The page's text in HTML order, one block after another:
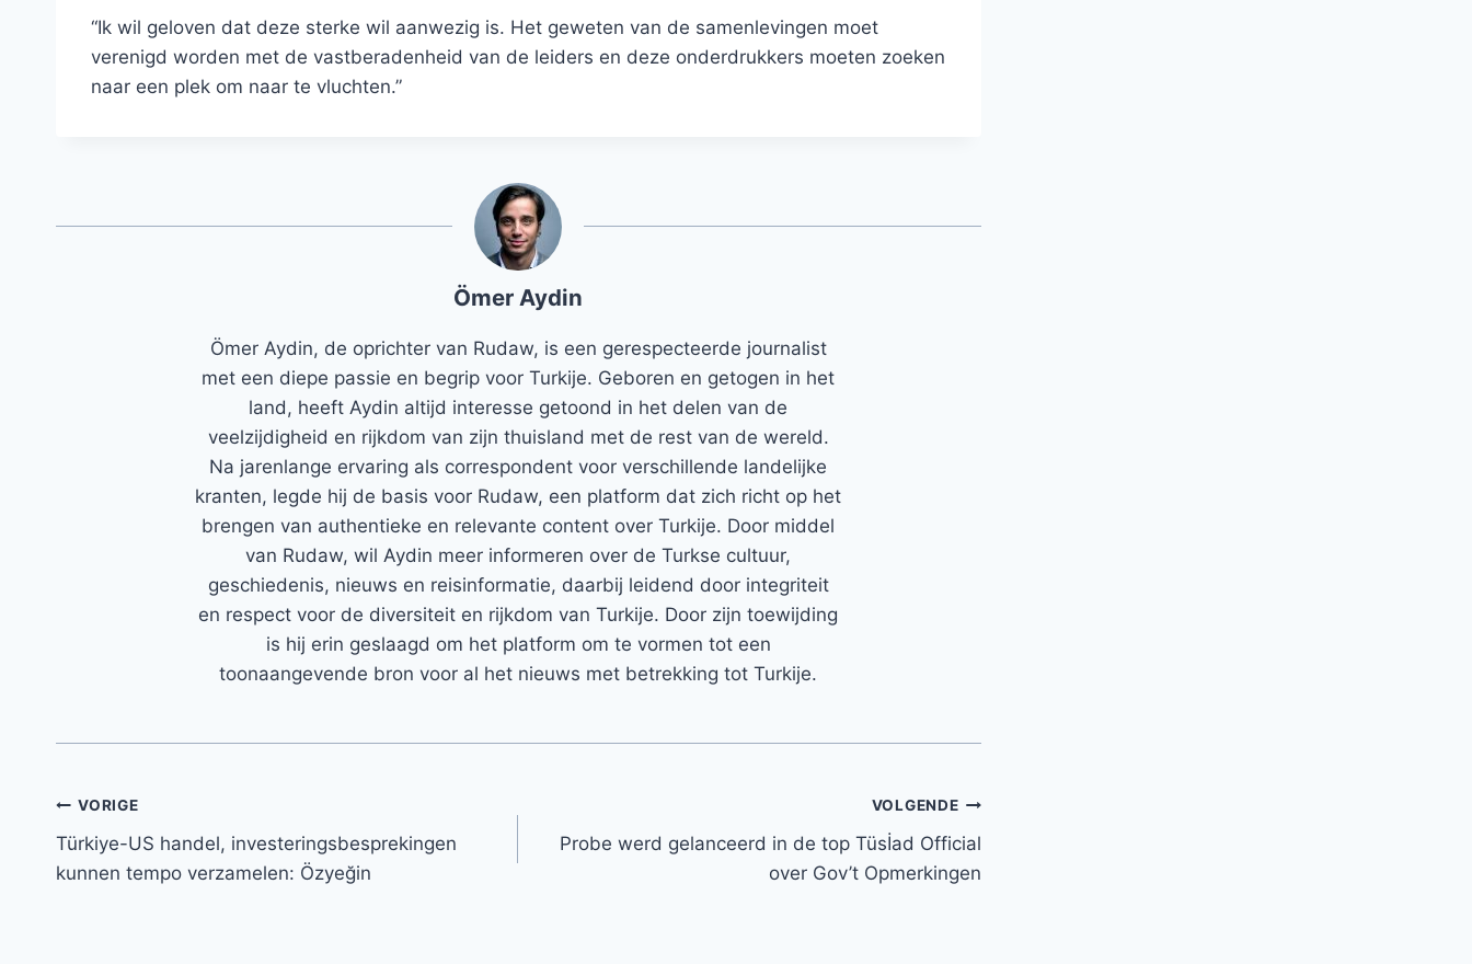
“Ik wil geloven dat deze sterke wil aanwezig is. Het geweten van de samenlevingen moet
verenigd worden met de vastberadenheid van de leiders en deze onderdrukkers moeten zoeken
naar een plek om naar te vluchten.”
Ömer Aydin
Ömer Aydin, de oprichter van Rudaw, is een gerespecteerde journalist
met een diepe passie en begrip voor Turkije. Geboren en getogen in het
land, heeft Aydin altijd interesse getoond in het delen van de
veelzijdigheid en rijkdom van zijn thuisland met de rest van de wereld.
Na jarenlange ervaring als correspondent voor verschillende landelijke
kranten, legde hij de basis voor Rudaw, een platform dat zich richt op het
brengen van authentieke en relevante content over Turkije. Door middel
van Rudaw, wil Aydin meer informeren over de Turkse cultuur,
geschiedenis, nieuws en reisinformatie, daarbij leidend door integriteit
en respect voor de diversiteit en rijkdom van Turkije. Door zijn toewijding
is hij erin geslaagd om het platform om te vormen tot een
toonaangevende bron voor al het nieuws met betrekking tot Turkije.
Bericht
navigatie
VORIGE
Türkiye-US handel, investeringsbesprekingen
kunnen tempo verzamelen: Özyeğin
VOLGENDE
Probe werd gelanceerd in de top Tüsİad Official
over Gov’t Opmerkingen